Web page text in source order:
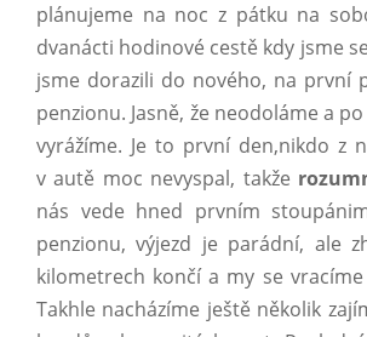
plánujeme na noc z pátku na
dvanácti hodinové cestě kdy jsme
jsme dorazili do nového, na první
penzionu. Jasně, že neodoláme a
vyrážíme. Je to první den,nikdo z
v autě moc nevyspal, takže
nás vede hned prvním
penzionu, výjezd je parádní, ale
kilometrech končí a my se
Takhle nacházíme ještě několik